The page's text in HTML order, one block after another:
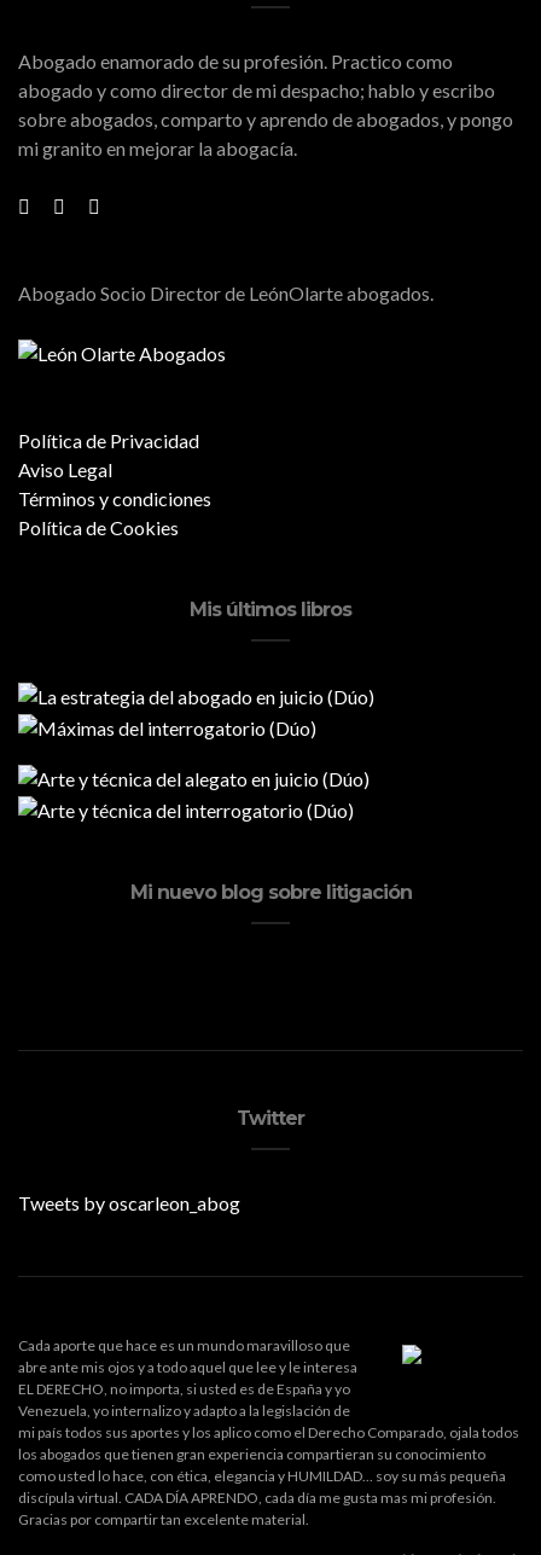
Abogado enamorado de su profesión. Practico como
abogado y como director de mi despacho; hablo y escribo
sobre abogados, comparto y aprendo de abogados, y pongo
mi granito en mejorar la abogacía.
Abogado Socio Director de LeónOlarte abogados.
Política de Privacidad
Aviso Legal
Términos y condiciones
Política de Cookies
Mis últimos libros
Mi nuevo blog sobre litigación
Twitter
Tweets by oscarleon_abog
Cada aporte que hace es un mundo maravilloso que
abre ante mis ojos y a todo aquel que lee y le interesa
EL DERECHO, no importa, si usted es de España y yo
Venezuela, yo internalizo y adapto a la legislación de
mi país todos sus aportes y los aplico como el Derecho Comparado, ojala todos
los abogados que tienen gran experiencia compartieran su conocimiento
como usted lo hace, con ética, elegancia y HUMILDAD... soy su más pequeña
discípula virtual. CADA DÍA APRENDO, cada día me gusta mas mi profesión.
Gracias por compartir tan excelente material.